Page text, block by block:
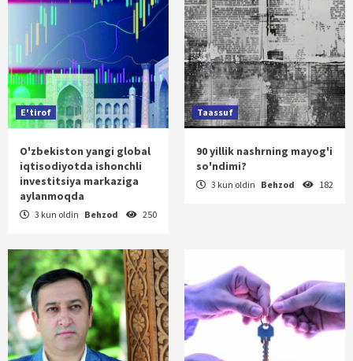
E'tirof
O'zbekiston yangi global
iqtisodiyotda ishonchli
investitsiya markaziga
aylanmoqda
3 kun oldin Behzod 250
Taassuf
90 yillik nashrning mayog'i
so'ndimi?
3 kun oldin Behzod 182